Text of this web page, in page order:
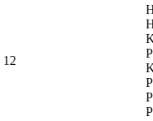
12